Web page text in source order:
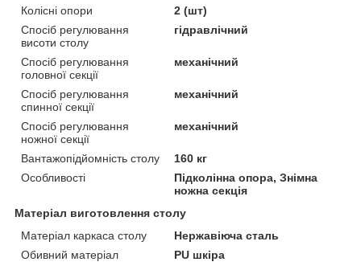
Колісні опори
2 (шт)
Спосіб регулювання
висоти столу
гідравлічний
Спосіб регулювання
головної секції
механічний
Спосіб регулювання
спинної секції
механічний
Спосіб регулювання
ножної секції
механічний
Вантажопідйомність столу
160 кг
Особливості
Підколінна опора, Знімна
ножна секція
Матеріал виготовлення столу
Матеріал каркаса столу
Нержавіюча сталь
Обивний матеріал
PU шкіра